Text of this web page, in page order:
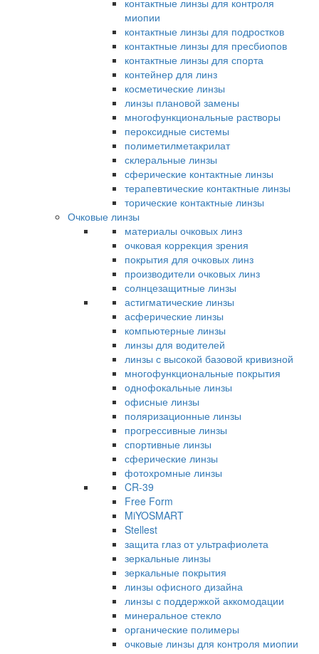
контактные линзы для контроля
миопии
контактные линзы для подростков
контактные линзы для пресбиопов
контактные линзы для спорта
контейнер для линз
косметические линзы
линзы плановой замены
многофункциональные растворы
пероксидные системы
полиметилметакрилат
склеральные линзы
сферические контактные линзы
терапевтические контактные линзы
торические контактные линзы
Очковые линзы
материалы очковых линз
очковая коррекция зрения
покрытия для очковых линз
производители очковых линз
солнцезащитные линзы
астигматические линзы
асферические линзы
компьютерные линзы
линзы для водителей
линзы с высокой базовой кривизной
многофункциональные покрытия
однофокальные линзы
офисные линзы
поляризационные линзы
прогрессивные линзы
спортивные линзы
сферические линзы
фотохромные линзы
CR-39
Free Form
MiYOSMART
Stellest
защита глаз от ультрафиолета
зеркальные линзы
зеркальные покрытия
линзы офисного дизайна
линзы с поддержкой аккомодации
минеральное стекло
органические полимеры
очковые линзы для контроля миопии